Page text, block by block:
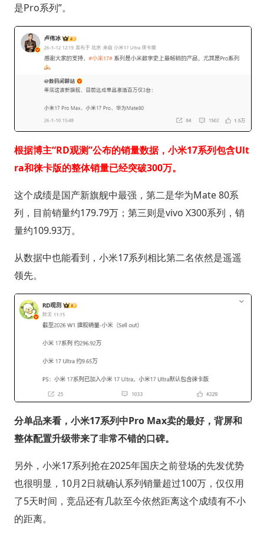
是Pro系列”。
根据博主“RD观测”公布的销量数据，小米17系列包含Ult
ra和徕卡版的整体销量已经突破300万。
这个成绩是国产新旗舰中最强，第二是华为Mate 80系
列，目前销量约179.79万；第三则是vivo X300系列，销
量约109.93万。
从数据中也能看到，小米17系列相比第二名依然是遥遥
领先。
分单品来看，小米17系列中Pro Max卖的最好，背屏和
整体配置升级带来了非常不错的口碑。
另外，小米17系列抢在2025年国庆之前登场的先发优势
也很明显，10月2日就确认系列销量超过100万，仅仅用
了5天时间，竞品还有几款至今依然距离这个成绩有不小
的距离。